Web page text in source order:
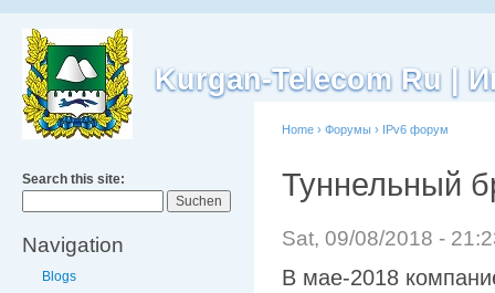
Kurgan-Telecom Ru |
Search this site:
Navigation
Blogs
Home › Форумы › IPv6 форум
Туннельный
Sat, 09/08/2018 -
В мае-2018